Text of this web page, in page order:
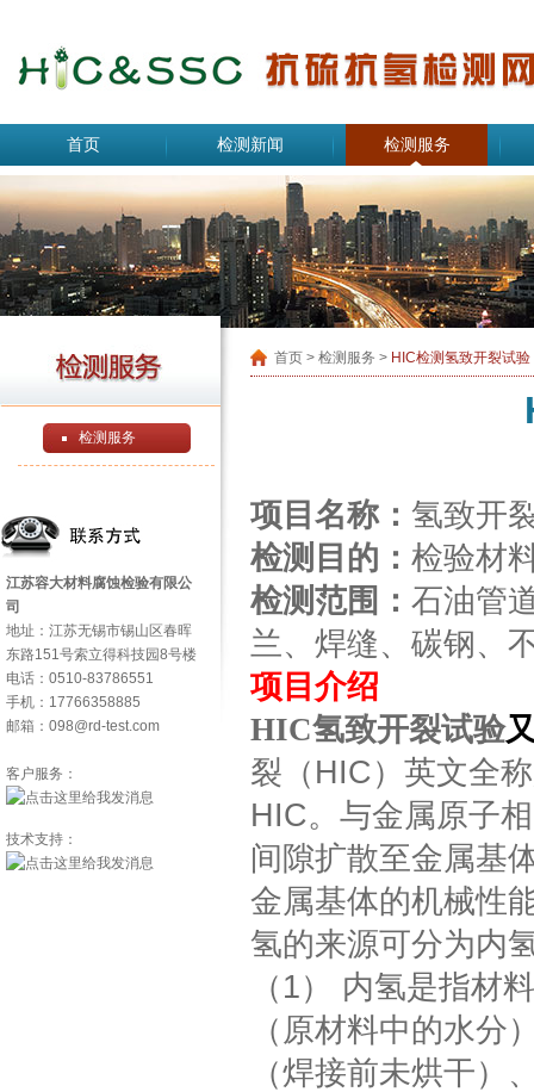
首页 检测新闻 检测服务
检测服务
江苏容大材料腐蚀检验有限公
司
地址：江苏无锡市锡山区春晖
东路151号索立得科技园8号楼
电话：0510-83786551
手机：17766358885
邮箱：098@rd-test.com
客户服务：
技术支持：
首页 > 检测服务 > HIC检测氢致开裂试验
项目名称： 氢致开
检测目的： 检验材
检测范围： 石油管
兰、焊缝、碳钢、
项目介绍
HIC氢致开裂试验
裂（HIC）英文全
HIC。与金属原子
间隙扩散至金属基
金属基体的机械性
氢的来源可分为内
（1） 内氢是指材
（原材料中的水分
（焊接前未烘干）